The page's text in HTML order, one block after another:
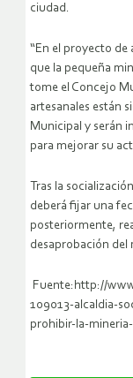
ciudad.
“En el proyecto de
que la pequeña
tome el Concejo
artesanales están
Municipal y serán
para mejorar su
Tras la
deberá fijar una
posteriormente,
desaprobación del
Fuente:http://
109013-alcaldia-
prohibir-la-